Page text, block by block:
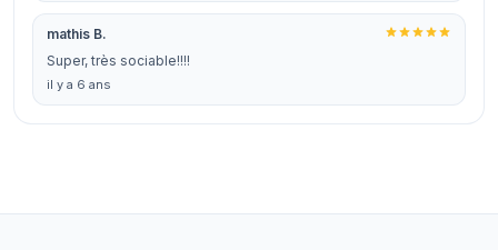
mathis B.
Super, très sociable!!!!
il y a 6 ans